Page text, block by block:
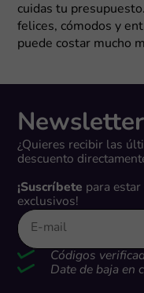
cuidas tu
felices, cómodos y
puede costar mucho
¿Quieres recibir las
descuento
¡Suscríbete para
exclusivos!
Códigos
Date de baja en